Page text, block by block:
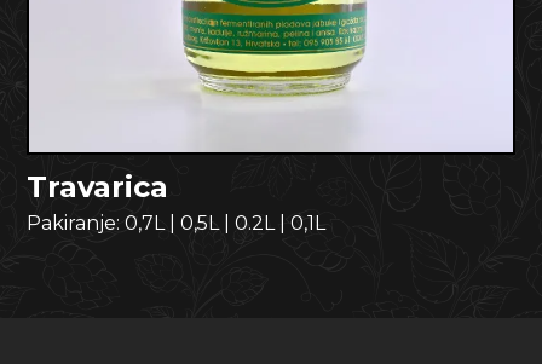
Travarica
Pakiranje:0,7L|0,5L|0.2L|0,1L